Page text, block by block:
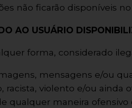
não ficarão disponíveis no
AO USUÁRIO
forma, considerado
mensagens e/ou
racista, violento e/ou ainda
qualquer maneira